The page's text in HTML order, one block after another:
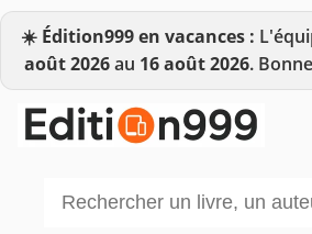
☀️ Édition999 en vacances :
août 2026au 16 août 2026.